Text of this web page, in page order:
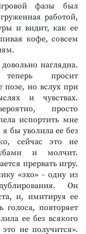
фазы был
работой,
и видит, как ее
кофе, совсем
наглядна.
теперь просит
позе, но вслух при
и чувствах.
просто
испортить мне
я бы уволила ее без
сейчас это не
и молчит.
прервать игру.
«эхо» - одну из
Он
и, имитируя ее
повторяет
ее без всякого
не получится».